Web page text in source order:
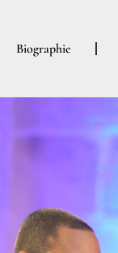
Biographie